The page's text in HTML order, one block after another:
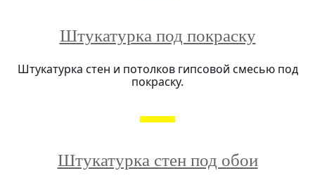
Штукатурка под покраску
Штукатурка стен и потолков гипсовой смесью под
покраску.
Штукатурка стен под обои